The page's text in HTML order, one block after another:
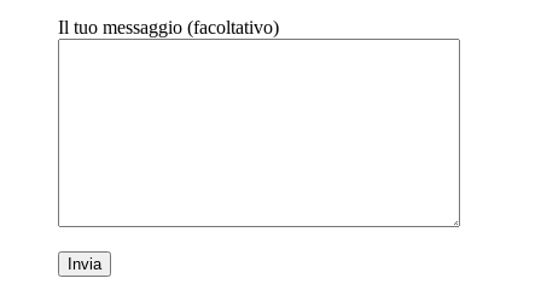
Il tuo messaggio (facoltativo)